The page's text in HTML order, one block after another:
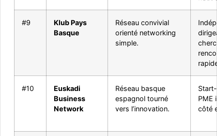
#9
Klub Pays
Basque
Réseau convivial
orienté networking
simple.
#10
Euskadi
Business
Network
Réseau basque
espagnol tourné
vers l’innovation.
PME
côté